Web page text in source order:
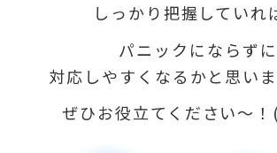
しっかり把握していれ
パニックにならずに
対応しやすくなるかと思いま
ぜひお役立てください～！